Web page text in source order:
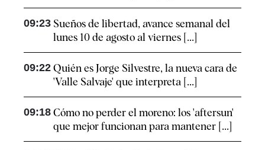
09:23 Sueños de libertad, avance semanal del
lunes 10 de agosto al viernes [...]
09:22 Quién es Jorge Silvestre, la nueva cara de
'Valle Salvaje' que interpreta [...]
09:18 Cómo no perder el moreno: los 'aftersun'
que mejor funcionan para mantener [...]